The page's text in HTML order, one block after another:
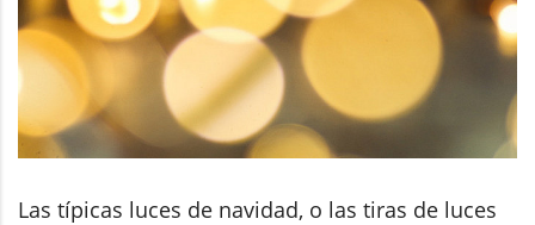
Las típicas luces de navidad, o las tiras de luces